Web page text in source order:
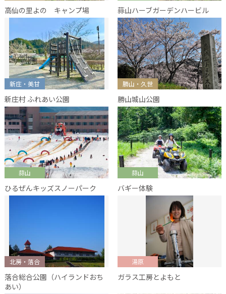
高仙の里よの キャンプ場 蒜山ハーブガーデンハービル
新庄・美甘
新庄村 ふれあい公園
勝山・久世
勝山城山公園
蒜山
ひるぜんキッズスノーパーク
蒜山
バギー体験
北房・落合
落合総合公園（ハイランドおち
あい）
湯原
ガラス工房とよもと